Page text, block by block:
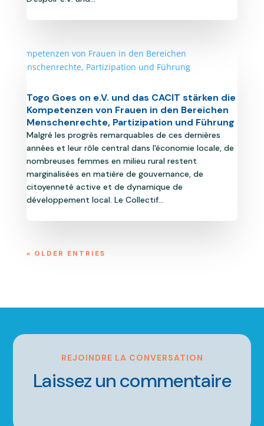
Togo Goes on e.V. und das CACIT stärken die
Kompetenzen von Frauen in den Bereichen
Menschenrechte, Partizipation und Führung
Malgré les progrès remarquables de ces dernières
années et leur rôle central dans l'économie locale, de
nombreuses femmes en milieu rural restent
marginalisées en matière de gouvernance, de
citoyenneté active et de dynamique de
développement local. Le Collectif...
« OLDER ENTRIES
REJOINDRE LA CONVERSATION
Laissez un commentaire